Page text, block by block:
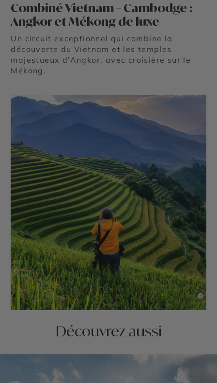
Combiné Vietnam – Cambodge :
Angkor et Mékong de luxe
Un circuit exceptionnel qui combine la
découverte du Vietnam et les temples
majestueux d’Angkor, avec croisière sur le
Mékong.
©
Découvrez aussi